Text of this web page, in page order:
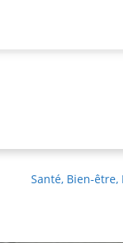
Santé, Bien-